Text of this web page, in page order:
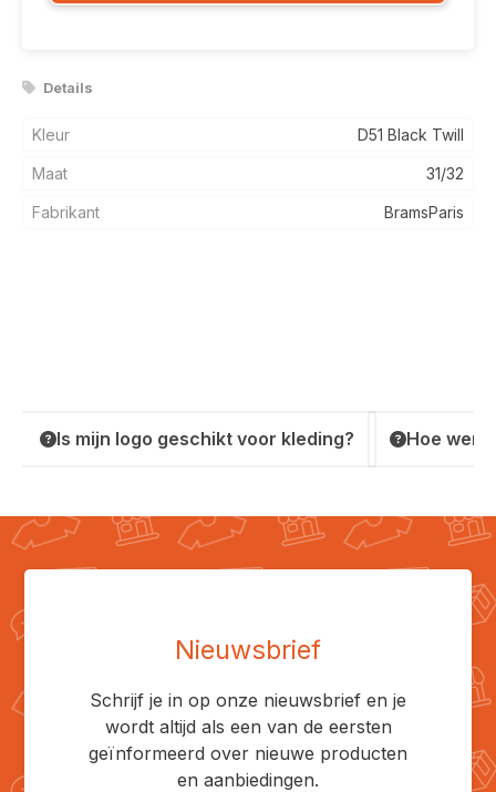
Details
Kleur D51 Black Twill
Maat 31/32
Fabrikant BramsParis
Is mijn logo geschikt voor kleding? Hoe
Nieuwsbrief
Schrijf je in op onze nieuwsbrief en je
wordt altijd als een van de eersten
geïnformeerd over nieuwe producten
en aanbiedingen.